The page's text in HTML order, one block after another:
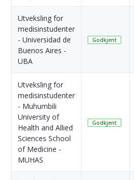
Utveksling for
medisinstudenter
- Universidad de
Buenos Aires -
UBA
Godkjent
Utveksling for
medisinstudenter
- Muhumbili
University of
Health and Allied
Sciences School
of Medicine -
MUHAS
Godkjent